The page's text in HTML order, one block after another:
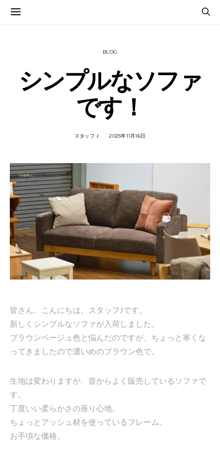
BLOG
シンプルなソファ
です！
スタッフＪ 2025年11月16日
皆さん、こんにちは。スタッフJです。
新しくシンプルなソファが入荷しました。
ブラウンベージュ色と悩んだのですが、ちょっと寒くな
ってきましたので濃いめのブラウン色で。
生地は変わりますが、昔からよく販売しているソファで
す。
丁度いい柔らかさの座り心地。
ちょっとアッシュ材を使っているフレーム。
お手頃な価格。